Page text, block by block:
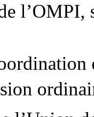
l’OMPI,